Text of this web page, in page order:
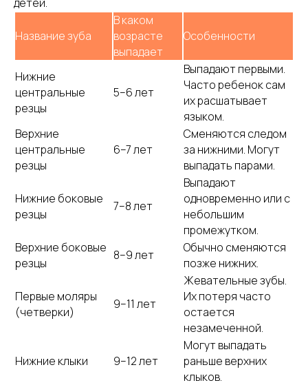
Название зуба
В каком
возрасте
выпадает
Особенности
Нижние
центральные
резцы
5–6 лет
Выпадают первыми.
Часто ребенок сам
их расшатывает
языком.
Верхние
центральные
резцы
6–7 лет
Сменяются следом
за нижними. Могут
выпадать парами.
Нижние боковые
резцы
7–8 лет
Выпадают
одновременно или с
небольшим
промежутком.
Верхние боковые
резцы
8–9 лет
Обычно сменяются
позже нижних.
Первые моляры
(четверки)
9–11 лет
Жевательные зубы.
Их потеря часто
остается
незамеченной.
Нижние клыки 9–12 лет
Могут выпадать
раньше верхних
клыков.